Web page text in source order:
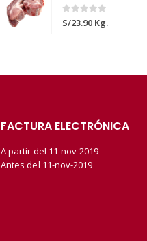
0 out of 5
S/23.90 Kg.
FACTURA ELECTRÓNICA
A partir del 11-nov-2019
Antes del 11-nov-2019